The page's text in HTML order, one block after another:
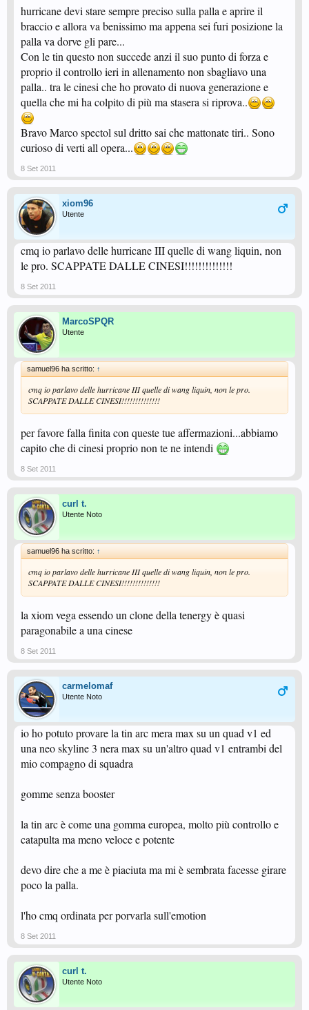
hurricane devi stare sempre preciso sulla palla e aprire il
braccio e allora va benissimo ma appena sei furi posizione la
palla va dorve gli pare...
Con le tin questo non succede anzi il suo punto di forza e
proprio il controllo ieri in allenamento non sbagliavo una
palla.. tra le cinesi che ho provato di nuova generazione e
quella che mi ha colpito di più ma stasera si riprova..
Bravo Marco spectol sul dritto sai che mattonate tiri.. Sono
curioso di verti all opera...
8 Set 2011
xiom96
Utente
cmq io parlavo delle hurricane III quelle di wang liquin, non
le pro. SCAPPATE DALLE CINESI!!!!!!!!!!!!!!
8 Set 2011
MarcoSPQR
Utente
samuel96 ha scritto: ↑
cmq io parlavo delle hurricane III quelle di wang liquin, non le pro.
SCAPPATE DALLE CINESI!!!!!!!!!!!!!!
per favore falla finita con queste tue affermazioni...abbiamo
capito che di cinesi proprio non te ne intendi
8 Set 2011
curl t.
Utente Noto
samuel96 ha scritto: ↑
cmq io parlavo delle hurricane III quelle di wang liquin, non le pro.
SCAPPATE DALLE CINESI!!!!!!!!!!!!!!
la xiom vega essendo un clone della tenergy è quasi
paragonabile a una cinese
8 Set 2011
carmelomaf
Utente Noto
io ho potuto provare la tin arc mera max su un quad v1 ed
una neo skyline 3 nera max su un'altro quad v1 entrambi del
mio compagno di squadra
gomme senza booster
la tin arc è come una gomma europea, molto più controllo e
catapulta ma meno veloce e potente
devo dire che a me è piaciuta ma mi è sembrata facesse girare
poco la palla.
l'ho cmq ordinata per porvarla sull'emotion
8 Set 2011
curl t.
Utente Noto